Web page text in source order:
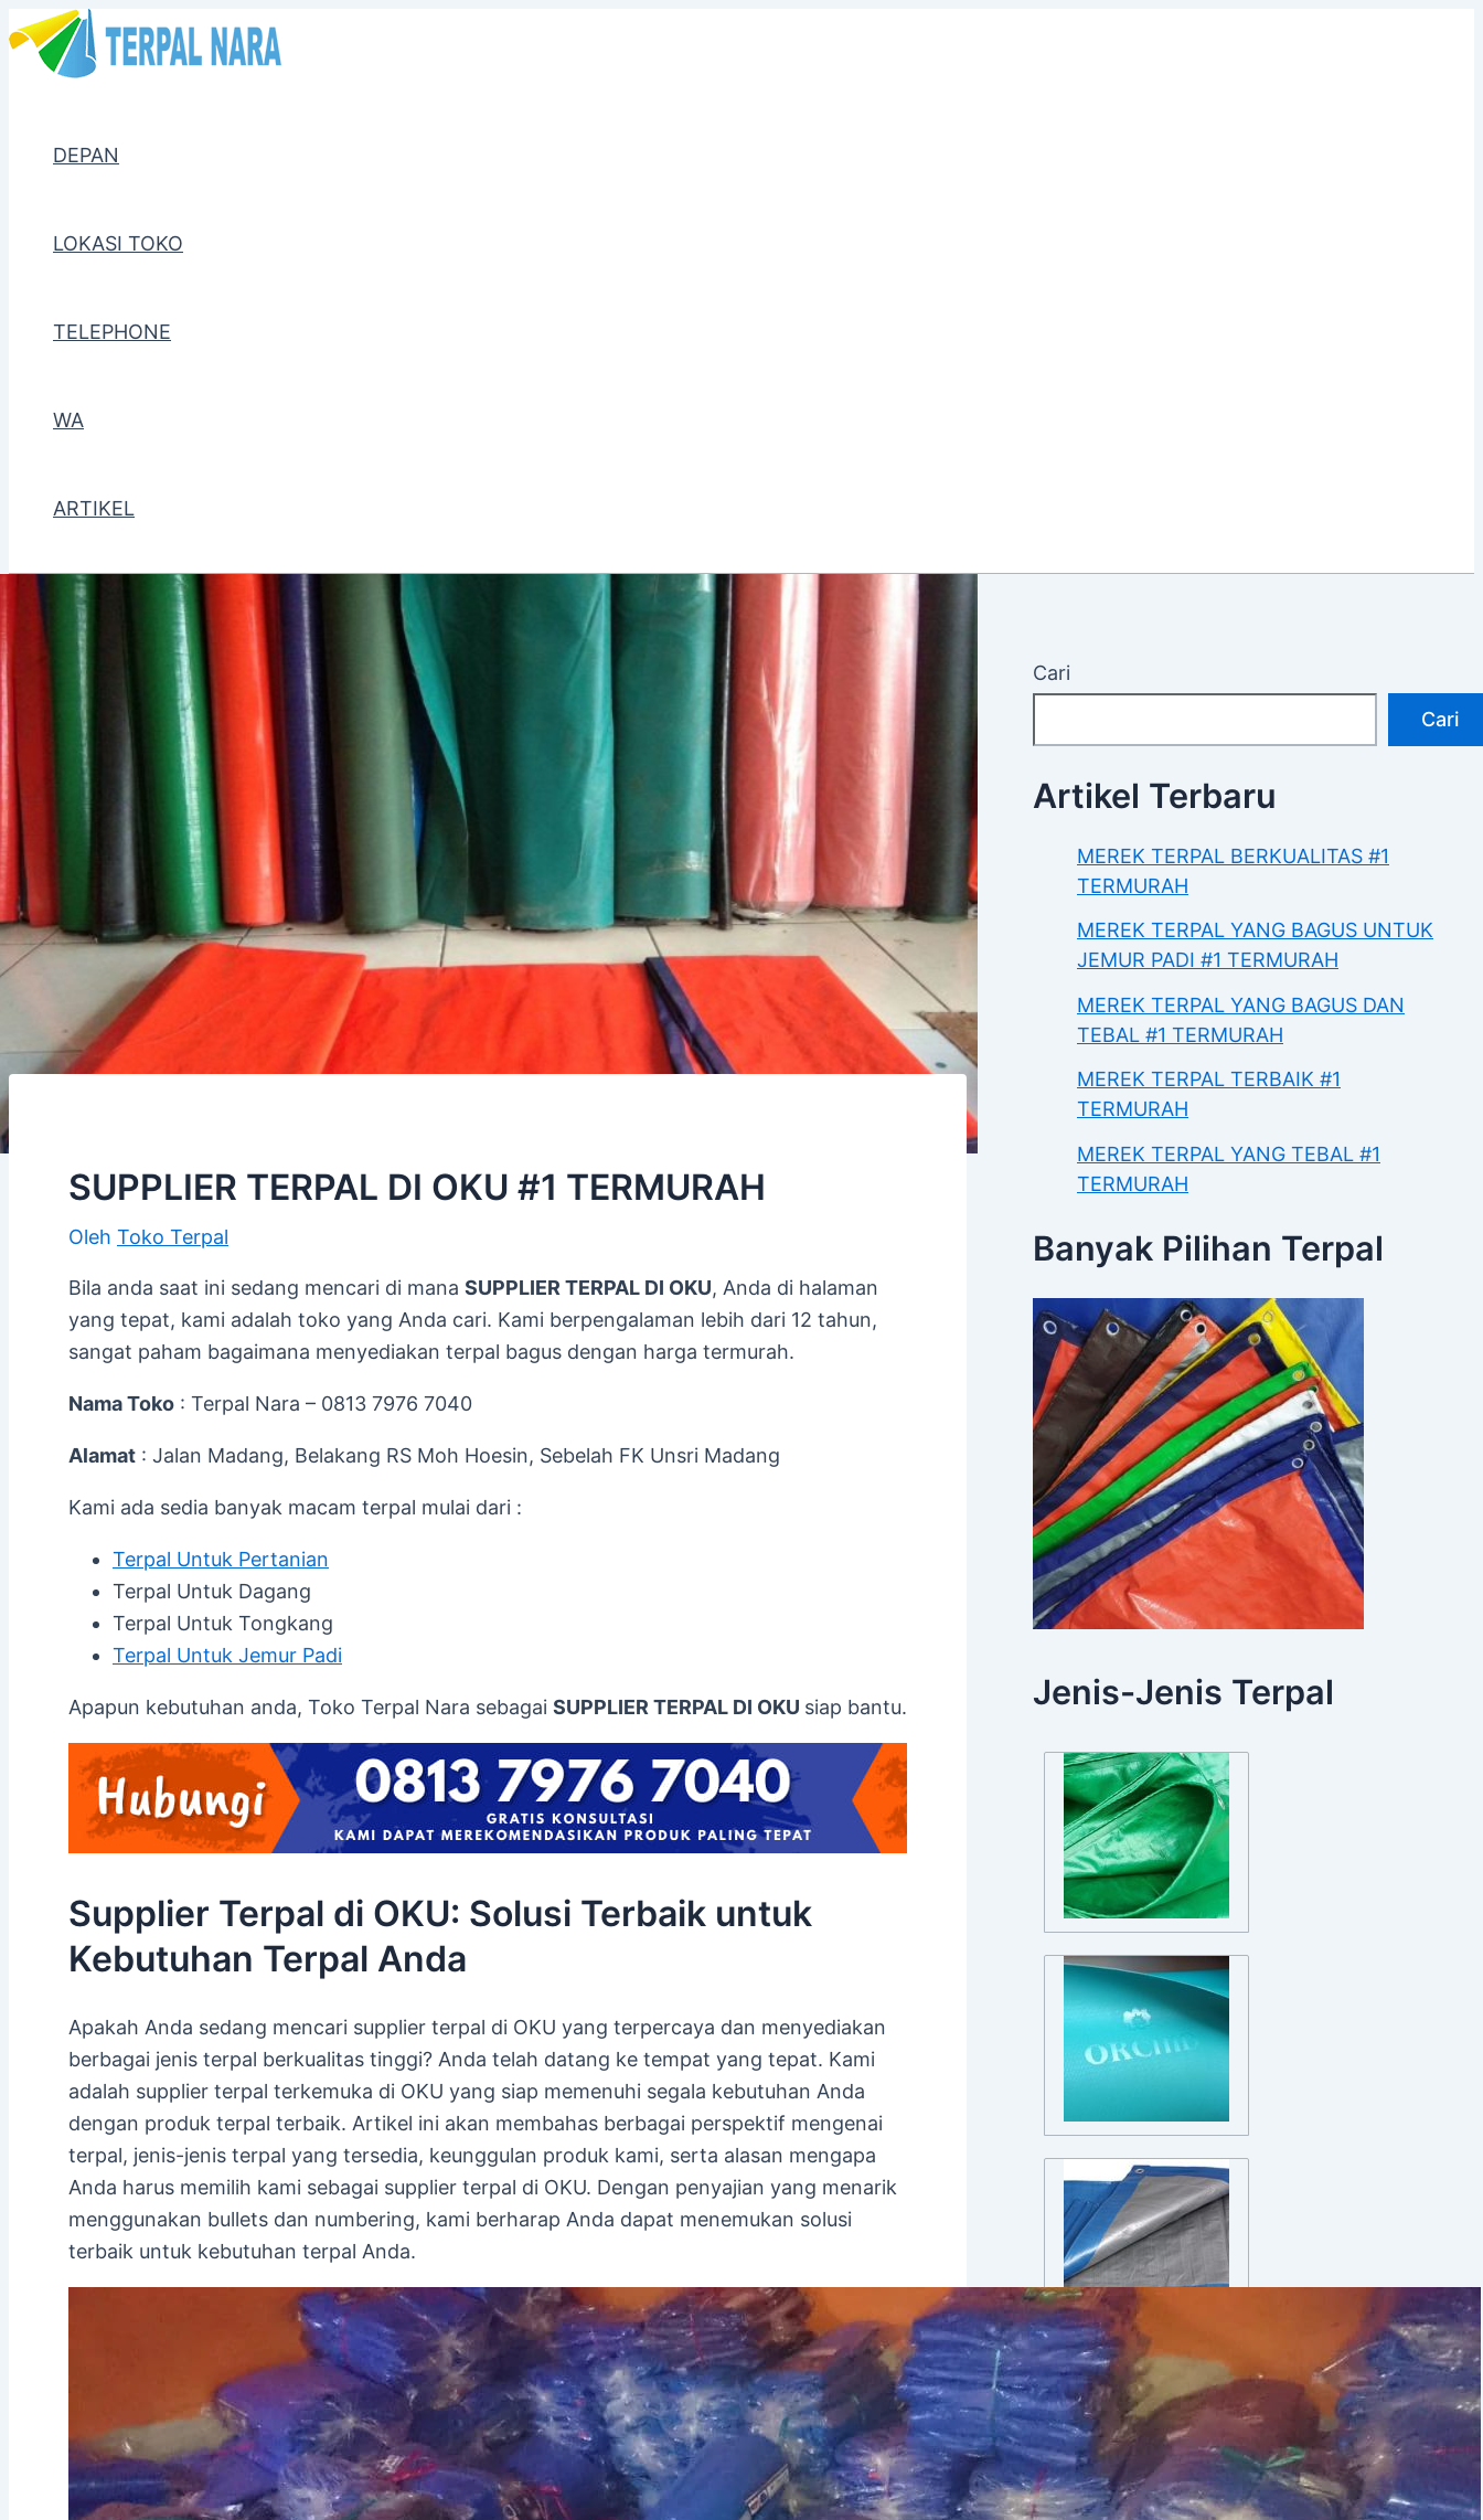
Lewati
ke
konten
DEPAN
LOKASI TOKO
TELEPHONE
WA
ARTIKEL
SUPPLIER TERPAL DI OKU #1 TERMURAH
Oleh Toko Terpal
Bila anda saat ini sedang mencari di mana SUPPLIER TERPAL DI OKU, Anda di halaman
yang tepat, kami adalah toko yang Anda cari. Kami berpengalaman lebih dari 12 tahun,
sangat paham bagaimana menyediakan terpal bagus dengan harga termurah.
Nama Toko : Terpal Nara – 0813 7976 7040
Alamat : Jalan Madang, Belakang RS Moh Hoesin, Sebelah FK Unsri Madang
Kami ada sedia banyak macam terpal mulai dari :
Terpal Untuk Pertanian
Terpal Untuk Dagang
Terpal Untuk Tongkang
Terpal Untuk Jemur Padi
Apapun kebutuhan anda, Toko Terpal Nara sebagai SUPPLIER TERPAL DI OKU siap bantu.
Supplier Terpal di OKU: Solusi Terbaik untuk
Kebutuhan Terpal Anda
Apakah Anda sedang mencari supplier terpal di OKU yang terpercaya dan menyediakan
berbagai jenis terpal berkualitas tinggi? Anda telah datang ke tempat yang tepat. Kami
adalah supplier terpal terkemuka di OKU yang siap memenuhi segala kebutuhan Anda
dengan produk terpal terbaik. Artikel ini akan membahas berbagai perspektif mengenai
terpal, jenis-jenis terpal yang tersedia, keunggulan produk kami, serta alasan mengapa
Anda harus memilih kami sebagai supplier terpal di OKU. Dengan penyajian yang menarik
menggunakan bullets dan numbering, kami berharap Anda dapat menemukan solusi
terbaik untuk kebutuhan terpal Anda.
Post
navigation
Cari
Cari
Artikel Terbaru
MEREK TERPAL BERKUALITAS #1
TERMURAH
MEREK TERPAL YANG BAGUS UNTUK
JEMUR PADI #1 TERMURAH
MEREK TERPAL YANG BAGUS DAN
TEBAL #1 TERMURAH
MEREK TERPAL TERBAIK #1
TERMURAH
MEREK TERPAL YANG TEBAL #1
TERMURAH
Banyak Pilihan Terpal
Jenis-Jenis Terpal